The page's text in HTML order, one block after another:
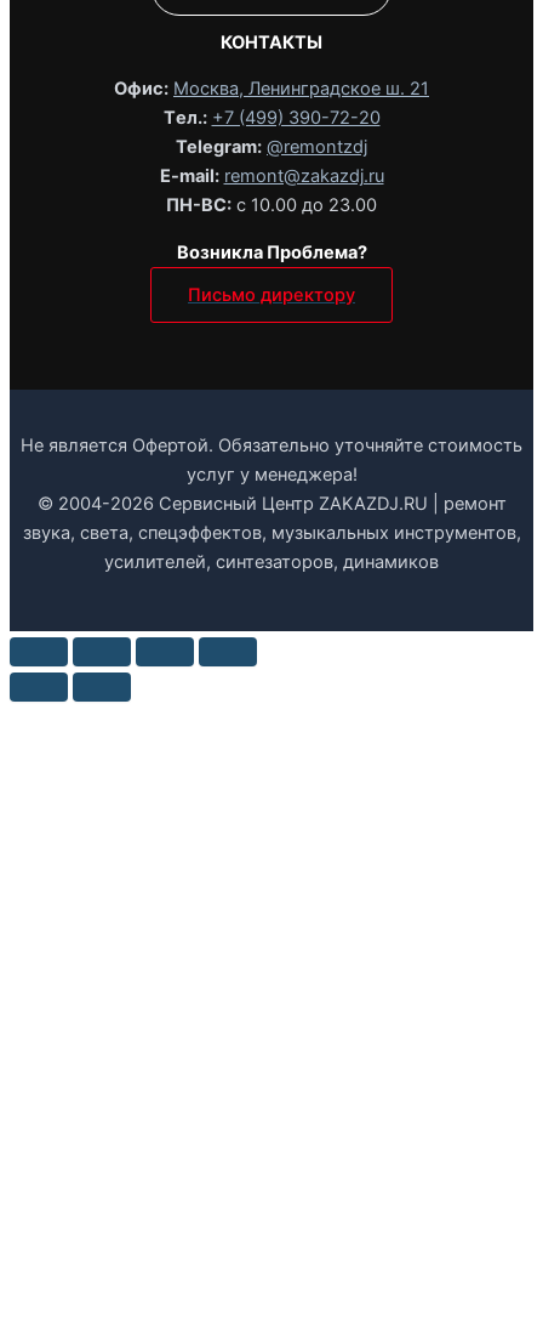
КОНТАКТЫ
Офис: Москва, Ленинградское ш. 21
Tел.: +7 (499) 390-72-20
Telegram: @remontzdj‬
E-mail: remont@zakazdj.ru
ПН-ВС: с 10.00 до 23.00
Возникла Проблема?
Письмо директору
Не является Офертой. Обязательно уточняйте стоимость
услуг у менеджера!
© 2004-2026 Сервисный Центр ZAKAZDJ.RU | ремонт
звука, света, спецэффектов, музыкальных инструментов,
усилителей, синтезаторов, динамиков